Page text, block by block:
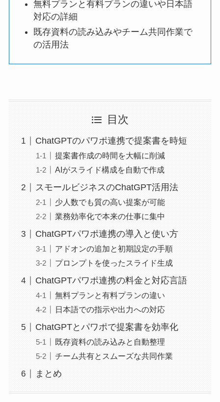
無料プランと有料プランの違いや日本語
対応の詳細
既存資料の読み込みやチーム共同作業で
の活用法
目次
ChatGPTのパワポ連携で提案書を時短
提案書作成の時間を大幅に削減
AIがスライド構成を自動で作成
スモールビジネスのChatGPT活用法
少人数でも質の高い提案が可能
業務効率化で本来の仕事に集中
ChatGPTパワポ連携の導入と使い方
アドオンの追加と初期設定の手順
プロンプトを使ったスライド生成
ChatGPTパワポ連携の料金と対応言語
無料プランと有料プランの違い
日本語での指示や出力への対応
ChatGPTとパワポで提案書を効率化
既存資料の読み込みと自動整理
チーム共有とスムーズな共同作業
まとめ